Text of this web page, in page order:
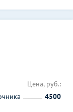
Цена, руб.:
4500